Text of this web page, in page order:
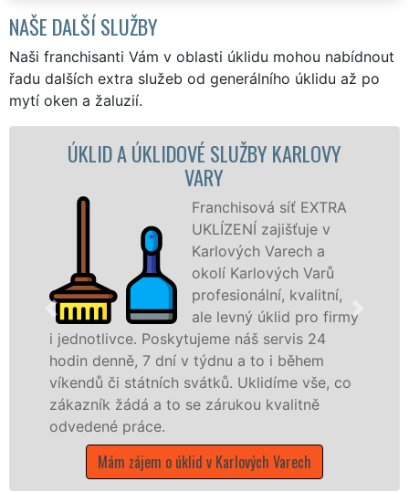
NAŠE DALŠÍ SLUŽBY
Naši franchisanti Vám v oblasti úklidu mohou nabídnout
řadu dalších extra služeb od generálního úklidu až po
mytí oken a žaluzií.
SLUŽBY KARLOVY
Franchisová síť EXTRA
UKLÍZENÍ zajišťuje v
Karlových Varech a
okolí Karlových Varů
profesionální, kvalitní,
ale levný úklid pro firmy
náš servis 24
v týdnu a to i během
svátků. Uklidíme vše, co
se zárukou kvalitně
v Karlových Varech
ÚKLIDOVÁ
služby nabízíme pro
společnosti, státní
v celém